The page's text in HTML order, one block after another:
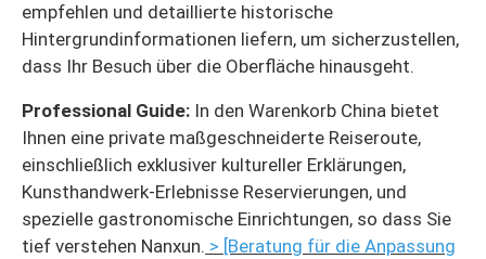
empfehlen und detaillierte historische
Hintergrundinformationen liefern, um sicherzustellen,
dass Ihr Besuch über die Oberfläche hinausgeht.
Professional Guide: In den Warenkorb China bietet
Ihnen eine private maßgeschneiderte Reiseroute,
einschließlich exklusiver kultureller Erklärungen,
Kunsthandwerk-Erlebnisse Reservierungen, und
spezielle gastronomische Einrichtungen, so dass Sie
tief verstehen Nanxun. > [Beratung für die Anpassung